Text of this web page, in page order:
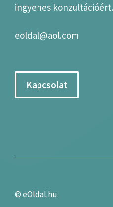
ingyenes konzultációért.
eoldal@aol.com
Kapcsolat
©eOldal.hu